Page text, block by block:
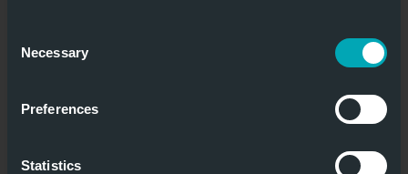
Selection
Necessary
Preferences
Statistics